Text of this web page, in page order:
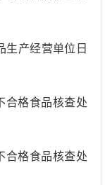
产经营单位日
合格食品核查处
合格食品核查处